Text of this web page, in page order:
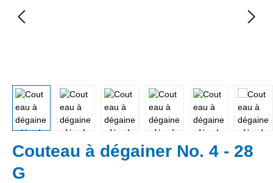
Couteau à dégainer No. 4 - 28
G